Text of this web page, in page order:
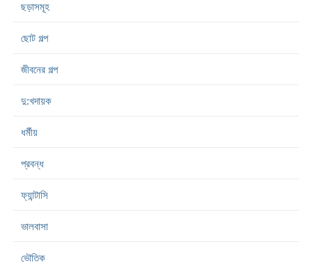
ছড়াসমূহ
ছোট গল্প
জীবনের গল্প
দু:খদায়ক
ধর্মীয়
প্রবন্ধ
ফ্যান্টাসি
ভালবাসা
ভৌতিক